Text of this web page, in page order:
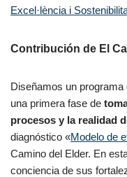
Excel·lència i
Contribución de El
Diseñamos un
una primera fase de
procesos y la realidad
diagnóstico «Modelo de
Camino del Elder. En
conciencia de sus